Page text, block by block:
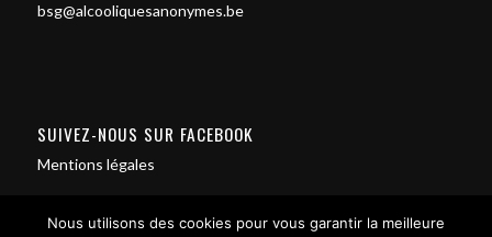
bsg@alcooliquesanonymes.be
SUIVEZ-NOUS SUR FACEBOOK
Mentions légales
Nous utilisons des cookies pour vous garantir la meilleure